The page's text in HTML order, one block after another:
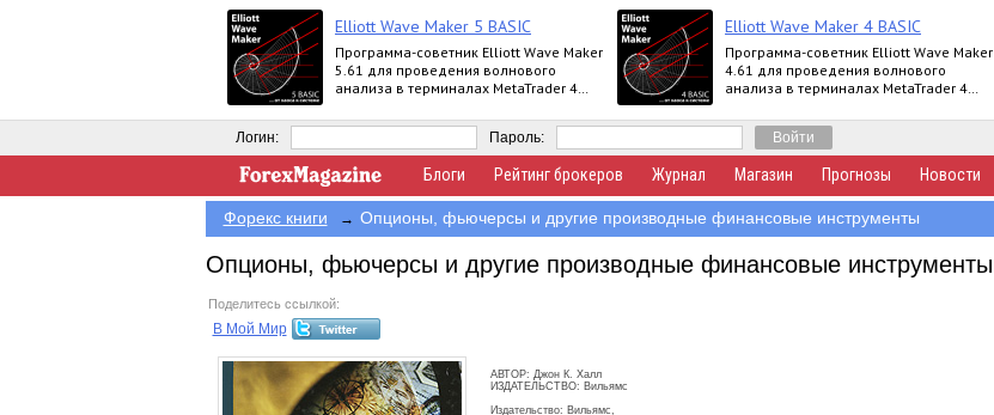
Elliott Wave Maker 5 BASIC
Программа-советник Elliott Wave Maker
5.61 для проведения волнового
анализа в терминалах MetaTrader 4
Extended
Elliott Wave Maker 4 BASIC
Программа-советник Elliott Wave Maker
4.61 для проведения волнового
анализа в терминалах MetaTrader 4
Extended
Логин: Пароль:
Блоги Рейтинг брокеров Журнал Магазин Прогнозы Новости
Форекс книги → Опционы, фьючерсы и другие производные финансовые инструменты
Опционы, фьючерсы и другие производные финансовые инструменты
Поделитесь ссылкой:
В Мой Мир
АВТОР: Джон К. Халл
ИЗДАТЕЛЬСТВО: Вильямс
Издательство: Вильямс,